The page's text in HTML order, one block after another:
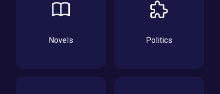
Novels Politics